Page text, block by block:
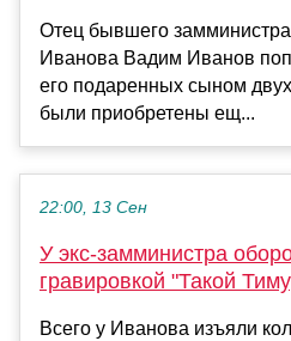
Отец бывшего
Иванова Вадим Иванов
его подаренных сыном
были приобретены ещ...
22:00, 13 Сен
У экс-замминистра
гравировкой "Такой
Всего у Иванова изъяли